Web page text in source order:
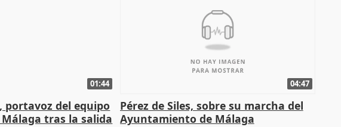
01:44
portavoz del equipo
tras la salida
04:47
Pérez de Siles, sobre su marcha del
Ayuntamiento de Málaga